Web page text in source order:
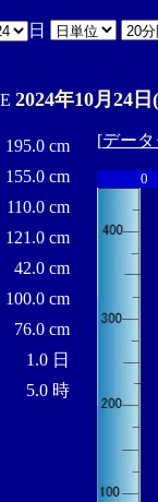
日
2024年10月24
195.0 cm
155.0 cm
110.0 cm
121.0 cm
42.0 cm
100.0 cm
76.0 cm
1.0 日
5.0 時
[デー
0